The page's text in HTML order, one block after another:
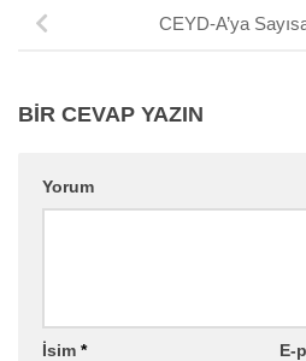
CEYD-A’ya
BIR CEVAP YAZIN
Yorum
İsim * E-